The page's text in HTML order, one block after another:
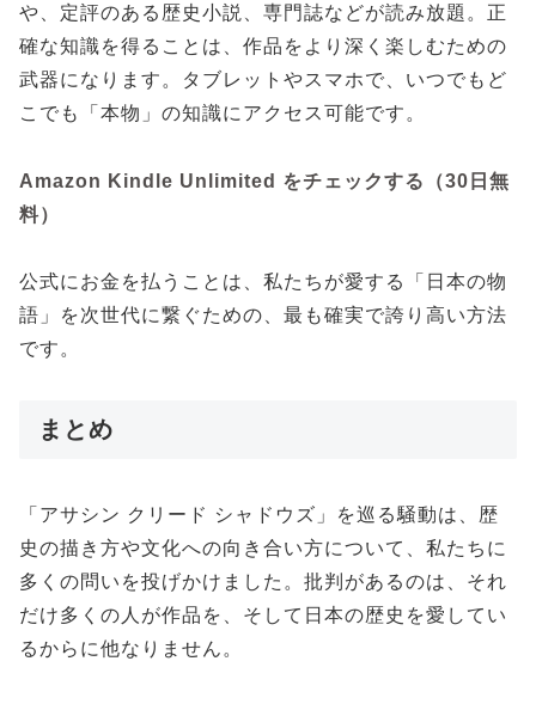
や、定評のある歴史小説、専門誌などが読み放題。正
確な知識を得ることは、作品をより深く楽しむための
武器になります。タブレットやスマホで、いつでもど
こでも「本物」の知識にアクセス可能です。
Amazon Kindle Unlimited をチェックする（30日無
料）
公式にお金を払うことは、私たちが愛する「日本の物
語」を次世代に繋ぐための、最も確実で誇り高い方法
です。
まとめ
「アサシン クリード シャドウズ」を巡る騒動は、歴
史の描き方や文化への向き合い方について、私たちに
多くの問いを投げかけました。批判があるのは、それ
だけ多くの人が作品を、そして日本の歴史を愛してい
るからに他なりません。